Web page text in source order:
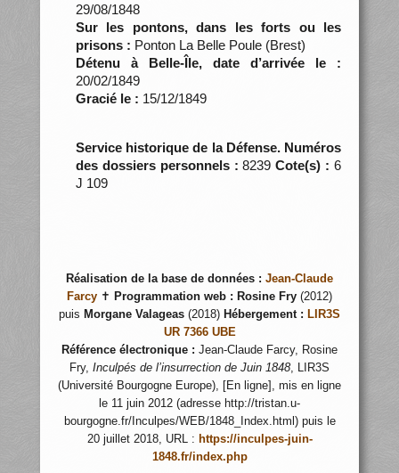
29/08/1848
Sur les pontons, dans les forts ou les
prisons : Ponton La Belle Poule (Brest)
Détenu à Belle-Île, date d’arrivée le :
20/02/1849
Gracié le : 15/12/1849
Service historique de la Défense. Numéros
des dossiers personnels :8239Cote(s) : 6
J 109
Réalisation de la base de données : Jean-Claude
Farcy ✝ Programmation web : Rosine Fry (2012)
puis Morgane Valageas (2018) Hébergement : LIR3S
UR 7366 UBE
Référence électronique : Jean-Claude Farcy, Rosine
Fry, Inculpés de l’insurrection de Juin 1848, LIR3S
(Université Bourgogne Europe), [En ligne], mis en ligne
le 11 juin 2012 (adresse http://tristan.u-
bourgogne.fr/Inculpes/WEB/1848_Index.html) puis le
20 juillet 2018, URL : https://inculpes-juin-
1848.fr/index.php